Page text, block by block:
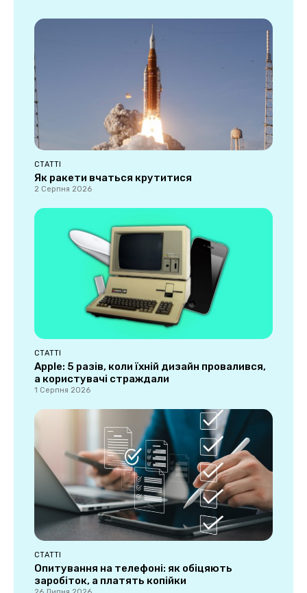
СТАТТІ
Як ракети вчаться крутитися
2 Серпня 2026
СТАТТІ
Apple: 5 разів, коли їхній дизайн провалився,
а користувачі страждали
1 Серпня 2026
СТАТТІ
Опитування на телефоні: як обіцяють
заробіток, а платять копійки